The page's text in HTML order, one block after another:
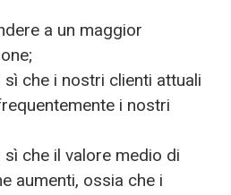
a un maggior
che i nostri clienti attuali
i nostri
che il valore medio di
aumenti, ossia che i